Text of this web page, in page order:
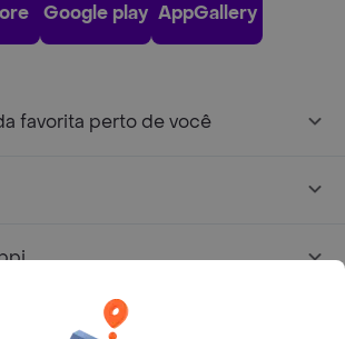
Google play AppGallery
favorita perto de você